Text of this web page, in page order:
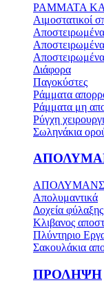
ΡΑΜΜΑΤΑ
Αιμοστατικοί
Διάφορα
Παγοκύστες
Ράμματα
Ράμματα μη
Ρύγχη
Σωληνάκια
Απολυμαντικά
Δοχεία
Κλιβανος
Πλύντηριο
Σακουλάκια
ΠΡΟΛΗΨΗ